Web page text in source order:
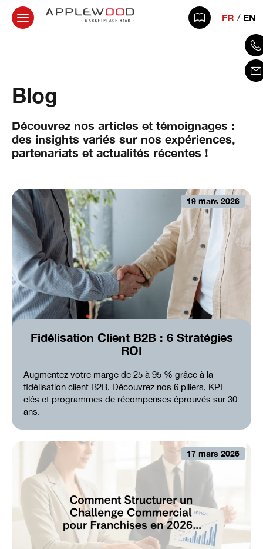
FR EN
Blog
Découvrez nos articles et témoignages :
des insights variés sur nos expériences,
partenariats et actualités récentes !
19 mars 2026
Fidélisation Client B2B : 6 Stratégies
ROI
Augmentez votre marge de 25 à 95 % grâce à la
fidélisation client B2B. Découvrez nos 6 piliers, KPI
clés et programmes de récompenses éprouvés sur 30
ans.
17 mars 2026